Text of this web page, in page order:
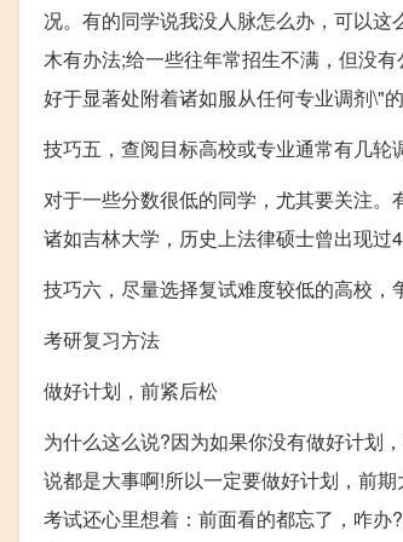
况。有的同学说我没人脉怎么办，可以
木有办法;给一些往年常招生不满，但没
好于显著处附着诸如服从任何专业调剂\"的
技巧五，查阅目标高校或专业通常有几轮
对于一些分数很低的同学，尤其要关注。
诸如吉林大学，历史上法律硕士曾出现
技巧六，尽量选择复试难度较低的高校，
考研复习方法
做好计划，前紧后松
为什么这么说?因为如果你没有做好计划
说都是大事啊!所以一定要做好计划，前
考试还心里想着：前面看的都忘了，咋